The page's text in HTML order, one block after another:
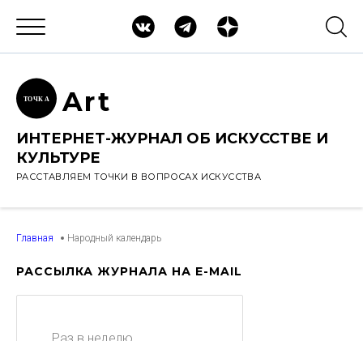
ТОЧК А Art
ИНТЕРНЕТ-ЖУРНАЛ ОБ ИСКУССТВЕ И
КУЛЬТУРЕ
РАССТАВЛЯЕМ ТОЧКИ В ВОПРОСАХ ИСКУССТВА
Главная Народный календарь
РАССЫЛКА ЖУРНАЛА НА E-MAIL